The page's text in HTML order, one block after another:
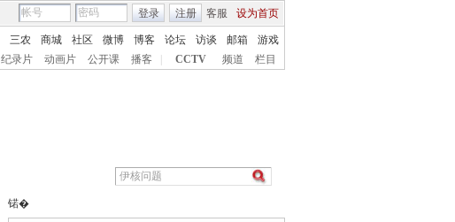
客服 设为首页
登录 注册
三农 商城 社区 微博 博客 论坛 访谈 邮箱
游戏
纪录片 动画片 公开课 播客 CCTV 频道 栏目
锘�